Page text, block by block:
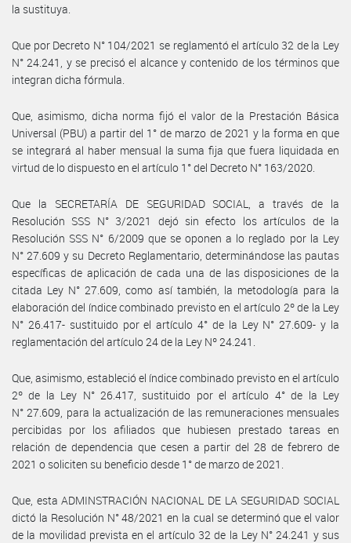
la sustituya.
Que por Decreto N° 104/2021 se reglamentó el artículo 32 de la Ley
N° 24.241, y se precisó el alcance y contenido de los términos que
integran dicha fórmula.
Que, asimismo, dicha norma fijó el valor de la Prestación Básica
Universal (PBU) a partir del 1° de marzo de 2021 y la forma en que
se integrará al haber mensual la suma fija que fuera liquidada en
virtud de lo dispuesto en el artículo 1° del Decreto N° 163/2020.
Que la SECRETARÍA DE SEGURIDAD SOCIAL, a través de la
Resolución SSS N° 3/2021 dejó sin efecto los artículos de la
Resolución SSS N° 6/2009 que se oponen a lo reglado por la Ley
N° 27.609 y su Decreto Reglamentario, determinándose las pautas
específicas de aplicación de cada una de las disposiciones de la
citada Ley N° 27.609, como así también, la metodología para la
elaboración del índice combinado previsto en el artículo 2º de la Ley
N° 26.417- sustituido por el artículo 4° de la Ley N° 27.609- y la
reglamentación del artículo 24 de la Ley Nº 24.241.
Que, asimismo, estableció el índice combinado previsto en el artículo
2º de la Ley N° 26.417, sustituido por el artículo 4° de la Ley
N° 27.609, para la actualización de las remuneraciones mensuales
percibidas por los afiliados que hubiesen prestado tareas en
relación de dependencia que cesen a partir del 28 de febrero de
2021 o soliciten su beneficio desde 1° de marzo de 2021.
Que, esta ADMINSTRACIÓN NACIONAL DE LA SEGURIDAD SOCIAL
dictó la Resolución N° 48/2021 en la cual se determinó que el valor
de la movilidad prevista en el artículo 32 de la Ley N° 24.241 y sus